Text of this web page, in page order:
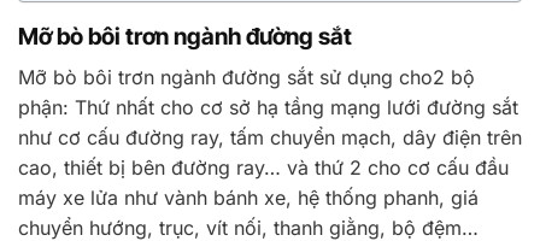
Mỡ bò bôi trơn ngành đường sắt
Mỡ bò bôi trơn ngành đường sắt sử dụng cho2 bộ
phận: Thứ nhất cho cơ sở hạ tầng mạng lưới đường sắt
như cơ cấu đường ray, tấm chuyển mạch, dây điện trên
cao, thiết bị bên đường ray… và thứ 2 cho cơ cấu đầu
máy xe lửa như vành bánh xe, hệ thống phanh, giá
chuyển hướng, trục, vít nối, thanh giằng, bộ đệm…